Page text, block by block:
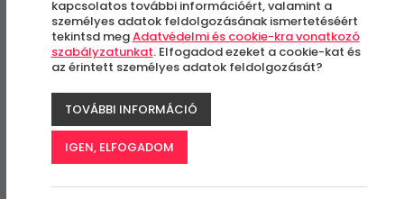
kapcsolatos további információért, valamint a
személyes adatok feldolgozásának ismertetéséért
tekintsd megAdatvédelmi és cookie-kra vonatkozó
szabályzatunkat. Elfogadod ezeket a cookie-kat és
az érintett személyes adatok feldolgozását?
TOVÁBBI INFORMÁCIÓ
IGEN, ELFOGADOM